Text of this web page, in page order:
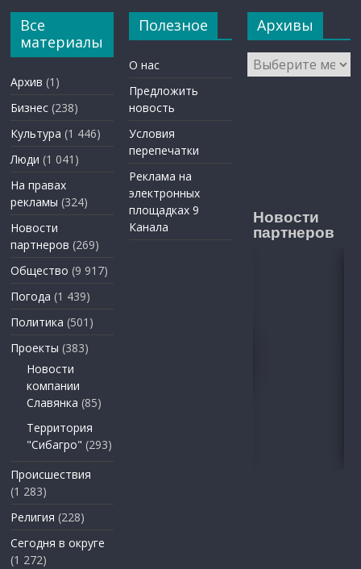
Все
материалы
Архив (1)
Бизнес (238)
Культура (1 446)
Люди (1 041)
На правах
рекламы (324)
Новости
партнеров (269)
Общество (9 917)
Погода (1 439)
Политика (501)
Проекты (383)
Новости
компании
Славянка (85)
Территория
"Сибагро" (293)
Происшествия
(1 283)
Религия (228)
Сегодня в округе
(1 272)
Полезное
О нас
Предложить
новость
Условия
перепечатки
Реклама на
электронных
площадках 9
Канала
Архивы
Архивы
Новости
партнеров